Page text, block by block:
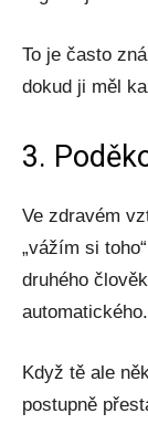
To je často
dokud ji měl
3.
Ve zdravém
„vážím si
druhého
automatického.
Když tě ale
postupně